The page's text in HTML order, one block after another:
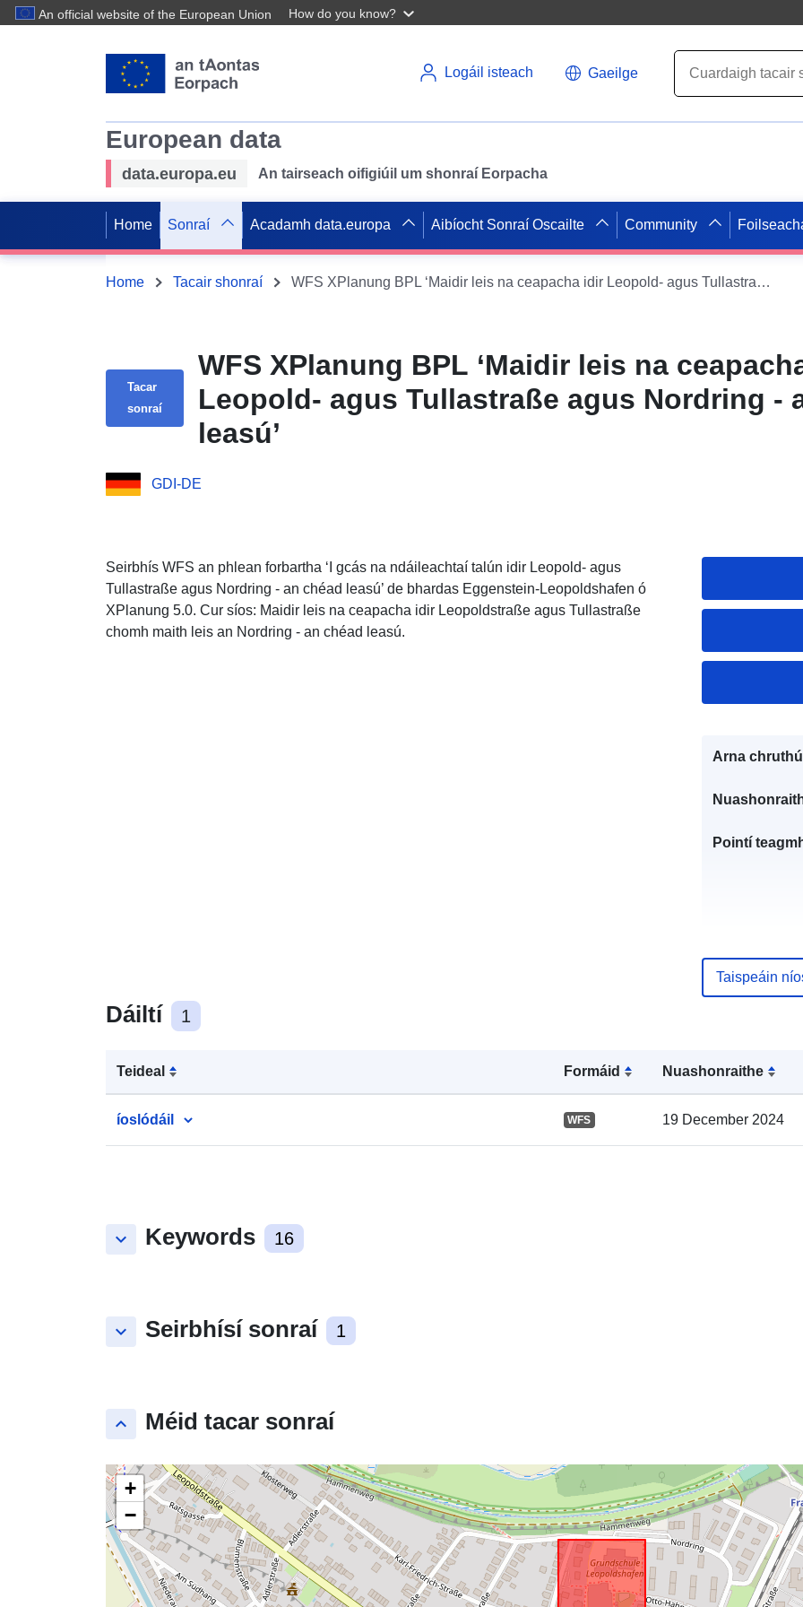
An official website of the European Union How do you know?
Logáil isteach Gaeilge
European data
data.europa.eu An tairseach oifigiúil um shonraí Eorpacha
Home Sonraí Acadamh data.europa Aibíocht Sonraí Oscailte Community
Home Tacair shonraí WFS XPlanung BPL ‘Maidir leis na ceapacha idir Leopold- agus Tullastraße agus Nordring - an chéad leasú’
Tacar
sonraí
WFS XPlanung BPL ‘Maidir leis na
Leopold- agus Tullastraße agus Nordring -
leasú’
GDI-DE
Seirbhís WFS an phlean forbartha ‘I gcás na ndáileachtaí talún idir Leopold- agus
Tullastraße agus Nordring - an chéad leasú’ de bhardas Eggenstein-Leopoldshafen ó
XPlanung 5.0. Cur síos: Maidir leis na ceapacha idir Leopoldstraße agus Tullastraße
chomh maith leis an Nordring - an chéad leasú.
Dáiltí 1
Teideal Formáid Nuashonraithe
íoslódáil WFS 19 December 2024
keyboard_arrow_down Keywords 16
keyboard_arrow_down Seirbhísí sonraí 1
keyboard_arrow_up Méid tacar sonraí
+
−
Arna
Pointí
Spásúil:
uriRef:
Taispeáin